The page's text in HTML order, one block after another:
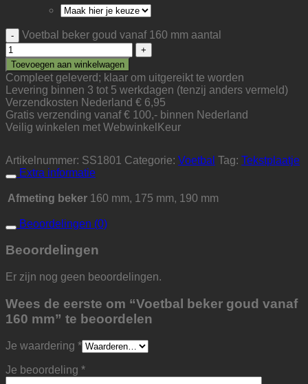
Voetbal beker goud vanaf 160 mm aantal
Toevoegen aan winkelwagen
Compleet geleverd; klaar om uitgereikt te worden
Levering binnen 3 tot 5 werkdagen (tenzij anders vermeld)
Verzendkosten Nederland € 6,95
Gratis verzending vanaf € 100,- binnen Nederland
Veilig winkelen met WebwinkelKeur
Artikelnummer: SS1801 Categorie: Voetbal Tag: Tekstplaatje
Extra informatie
Afmeting beker 160 mm, 175 mm, 190 mm
Beoordelingen (0)
Beoordelingen
Er zijn nog geen beoordelingen.
Wees de eerste om “Voetbal beker goud vanaf
160 mm” te beoordelen
Je waardering *
Je beoordeling *